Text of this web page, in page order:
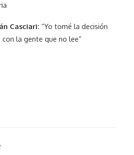
Casciari: “Yo tomé la decisión
la gente que no lee”